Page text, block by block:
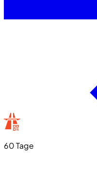
60 Tage